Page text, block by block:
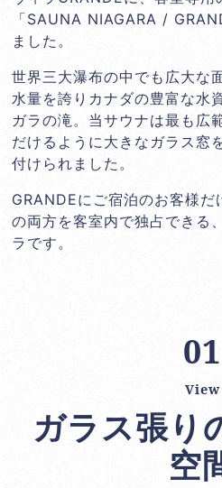
「SAUNA NIAGARA /
ました。
世界三大瀑布の中でも広大な
水量を誇りカナダの豊富な水
ガラの滝。当サウナは最も広
だけるように大きなガラス窓
付けられました。
GRANDEにご宿泊のお客様だ
の両方を客室内で独占できる
ラです。
01
View
ガラス張り
空